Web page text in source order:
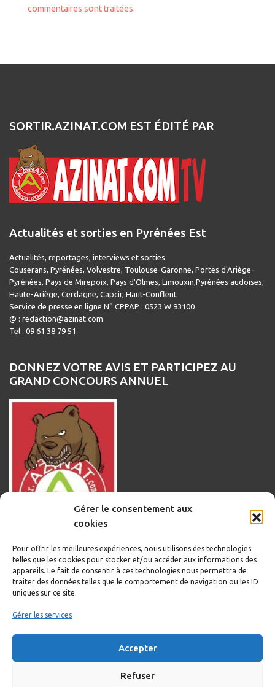
Gérer le consentement aux
cookies
Pour offrir les meilleures expériences, nous utilisons des technologies
telles que les cookies pour stocker et/ou accéder aux informations des
appareils. Le fait de consentir à ces technologies nous permettra de
traiter des données telles que le comportement de navigation ou les ID
uniques sur ce site.
Gérer les services
Accepter
Refuser
commentaires sont traitées.
SORTIR.AZINAT.COM EST ÉDITÉ PAR
Actualités et sorties en Pyrénées Est
Actualités, reportages, interviews et sorties
Couserans, Pyrénées, Volvestre, Toulouse-Garonne, Portes d'Ariège-
Pyrénées, Pays de Mirepoix, Pays d'Olmes, Limouxin,Pyrénées audoises,
Haute-Ariège, Cerdagne, Capcir, Haut-Conflent
Service de presse en ligne N° CPPAP : 0523 W 93100
@ : redaction@azinat.com
Tel : 09 61 38 79 51
DONNEZ VOTRE AVIS ET PARTICIPEZ AU
GRAND CONCOURS ANNUEL
Informations légales
Politique de cookies